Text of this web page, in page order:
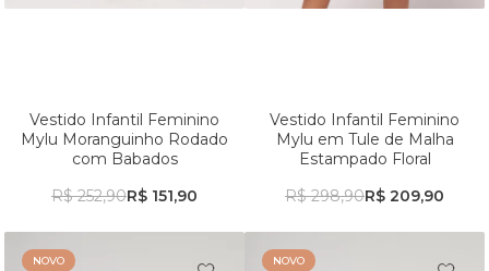
Vestido Infantil Feminino
Mylu Moranguinho Rodado
com Babados
R$ 252,90R$ 151,90
Vestido Infantil Feminino
Mylu em Tule de Malha
Estampado Floral
R$ 298,90R$ 209,90
NOVO
NOVO